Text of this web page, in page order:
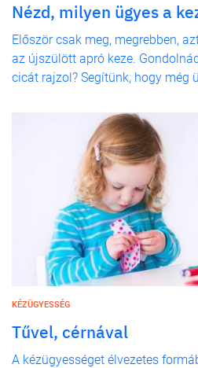
Nézd, milyen ügyes a
Először csak meg, megrebben,
az újszülött apró keze.
cicát rajzol? Segítünk, hogy még
KÉZÜGYESSÉG
Tűvel, cérnával
A kézügyességet élvezetes